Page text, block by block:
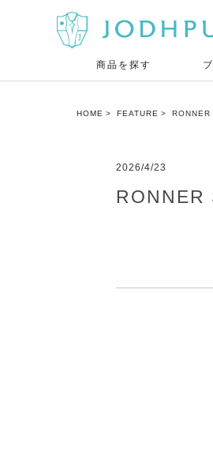
商品を探す
HOME FEATURE RONNER
2026/4/23
RONNER